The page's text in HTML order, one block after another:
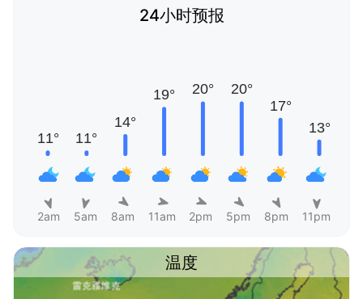
24小时预报
2am 5am 8am 11am 2pm 5pm 8pm 11pm
温度